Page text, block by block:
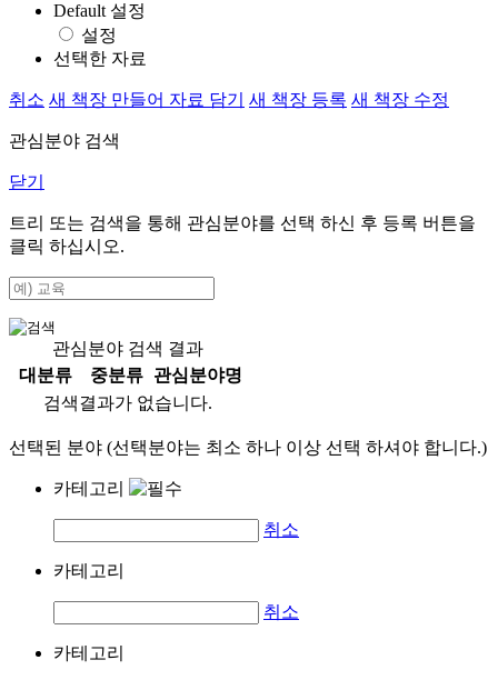
Default 설정
설정
선택한 자료
취소 새 책장 만들어 자료 담기 새 책장 등록 새 책장 수정
관심분야 검색
닫기
트리 또는 검색을 통해 관심분야를 선택 하신 후 등록 버튼을
클릭 하십시오.
관심분야 검색 결과
대분류
중분류
관심분야명
검색결과가 없습니다.
선택된 분야 (선택분야는 최소 하나 이상 선택 하셔야 합니다.)
카테고리
취소
카테고리
취소
카테고리